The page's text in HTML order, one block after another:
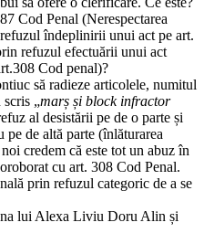
Cod Penal (Nerespectarea
îndeplinirii unui act pe art.
refuzul efectuării unui act
Cod penal)?
să radieze articolele, numitul
„marș și block infractor
al desistării pe de o parte și
de altă parte (înlăturarea
credem că este tot un abuz în
cu art. 308 Cod Penal.
prin refuzul categoric de a se
lui Alexa Liviu Doru Alin și